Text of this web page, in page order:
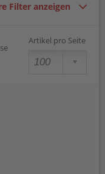
Filter anzeigen
Artikel pro Seite